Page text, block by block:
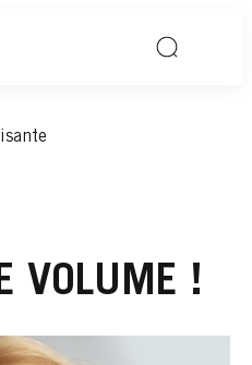
VOLUME !